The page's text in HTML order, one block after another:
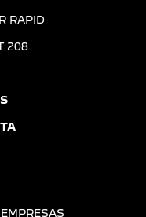
RAPID
208